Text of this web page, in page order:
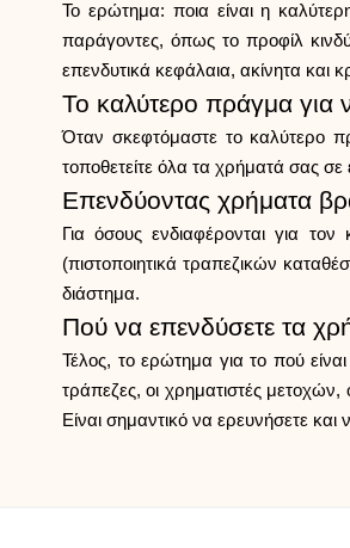
Το ερώτημα: ποια είναι η
παράγοντες, όπως το προφίλ
επενδυτικά κεφάλαια, ακίνητα και
Το καλύτερο πράγμα για
Όταν σκεφτόμαστε το καλύτερο
τοποθετείτε όλα τα χρήματά σας σε
Επενδύοντας χρήματα
Για όσους ενδιαφέρονται για
(πιστοποιητικά τραπεζικών
διάστημα.
Πού να επενδύσετε τα
Τέλος, το ερώτημα για το πού
τράπεζες, οι χρηματιστές μετοχών,
Είναι σημαντικό να ερευνήσετε και